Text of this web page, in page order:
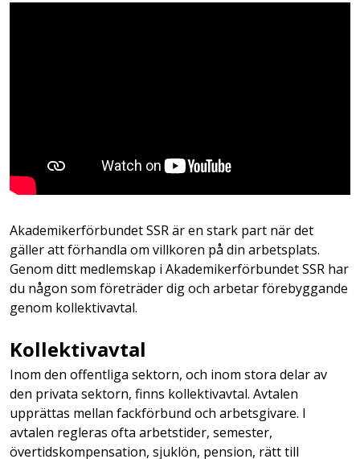
Akademikerförbundet SSR är en stark part när det
gäller att förhandla om villkoren på din arbetsplats.
Genom ditt medlemskap i Akademikerförbundet SSR har
du någon som företräder dig och arbetar förebyggande
genom kollektivavtal.
Kollektivavtal
Inom den offentliga sektorn, och inom stora delar av
den privata sektorn, finns kollektivavtal. Avtalen
upprättas mellan fackförbund och arbetsgivare. I
avtalen regleras ofta arbetstider, semester,
övertidskompensation, sjuklön, pension, rätt till